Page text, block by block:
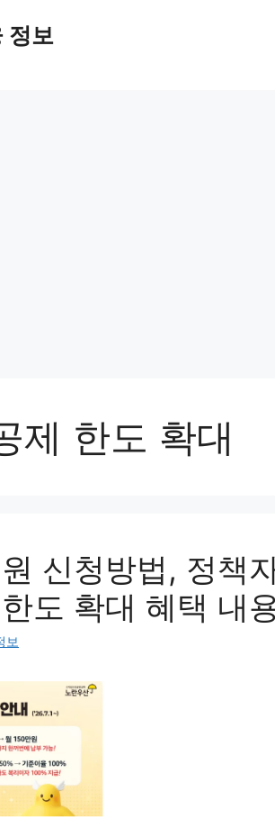
정보
제 한도 확대
신청방법, 정책
도 확대 혜택 내
보